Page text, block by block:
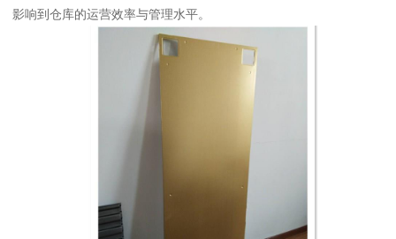
影响到仓库的运营效率与管理水平。